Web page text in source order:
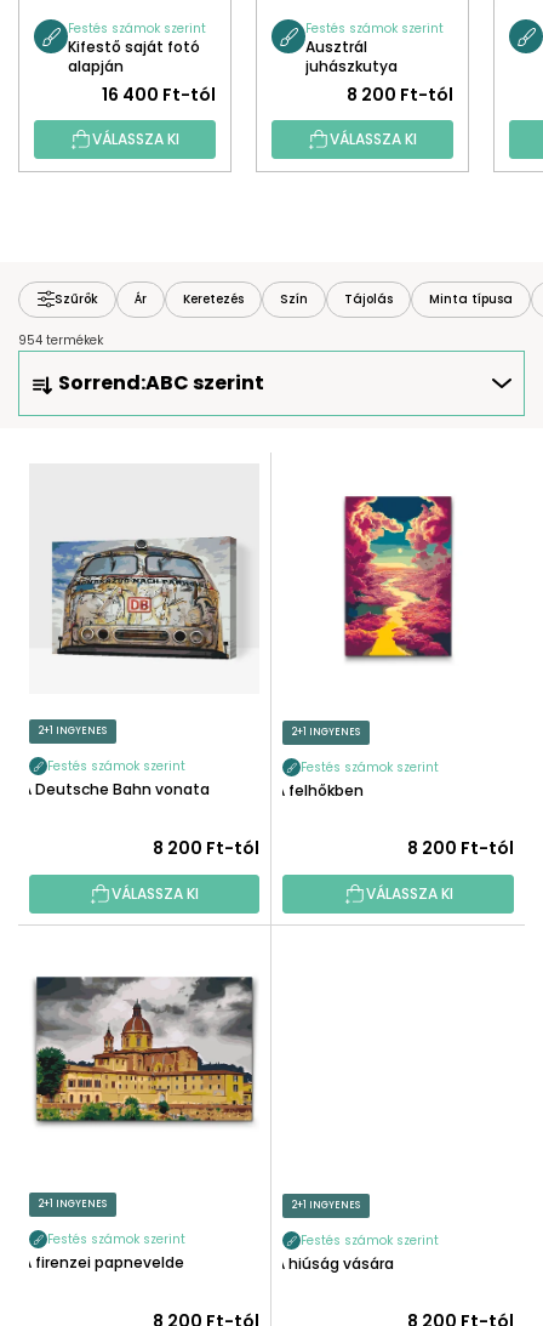
Festés számok szerint
Kifestő saját fotó
alapján
16 400 Ft-tól
VÁLASSZA KI
Festés számok szerint
Ausztrál
juhászkutya
mandala8 200 Ft-tól
VÁLASSZA KI
Szűrők Ár Keretezés Szín Tájolás Minta típusa
954 termékek
R
Z
S
Sorrend:ABC szerint
S
T
A
2+1 INGYENES
Festés számok szerint
A Deutsche Bahn vonata
8 200 Ft-tól
VÁLASSZA KI
2+1 INGYENES
Festés számok szerint
A felhőkben
8 200 Ft-tól
VÁLASSZA KI
2+1 INGYENES
Festés számok szerint
A firenzei papnevelde
8 200 Ft-tól
2+1 INGYENES
Festés számok szerint
A hiúság vására
8 200 Ft-tól